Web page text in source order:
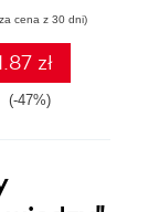
cena z 30 dni)
zł
(-47%)